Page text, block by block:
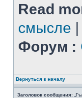
Read
смысле |
Форум :
Вернуться к началу
Заголовок сообщения: